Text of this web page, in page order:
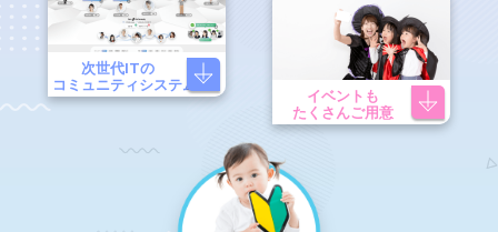
次世代ITの
コミュニティシステム
イベントも
たくさんご用意